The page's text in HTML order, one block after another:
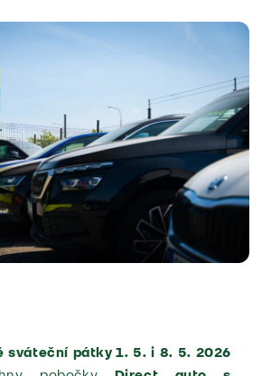
sváteční pátky 1. 5. i 8. 5. 2026